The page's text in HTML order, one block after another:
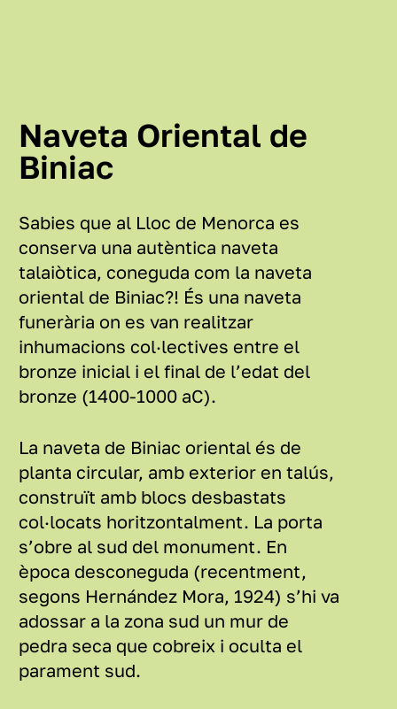
Naveta Oriental de
Biniac
Sabies que al Lloc de Menorca es
conserva una autèntica naveta
talaiòtica, coneguda com la naveta
oriental de Biniac?! És una naveta
funerària on es van realitzar
inhumacions col·lectives entre el
bronze inicial i el final de l’edat del
bronze (1400-1000 aC).
La naveta de Biniac oriental és de
planta circular, amb exterior en talús,
construït amb blocs desbastats
col·locats horitzontalment. La porta
s’obre al sud del monument. En
època desconeguda (recentment,
segons Hernández Mora, 1924) s’hi va
adossar a la zona sud un mur de
pedra seca que cobreix i oculta el
parament sud.